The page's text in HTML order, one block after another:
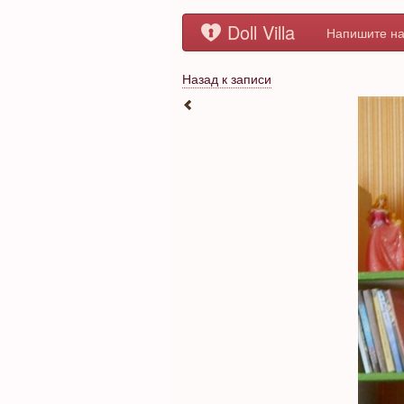
Doll Villa Напишите
Назад к записи